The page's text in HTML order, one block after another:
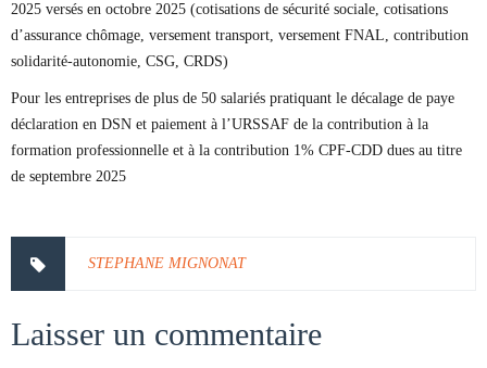
2025 versés en octobre 2025 (cotisations de sécurité sociale, cotisations
d’assurance chômage, versement transport, versement FNAL, contribution
solidarité-autonomie, CSG, CRDS)
Pour les entreprises de plus de 50 salariés pratiquant le décalage de paye
déclaration en DSN et paiement à l’URSSAF de la contribution à la
formation professionnelle et à la contribution 1% CPF-CDD dues au titre
de septembre 2025
STEPHANE MIGNONAT
Laisser un commentaire